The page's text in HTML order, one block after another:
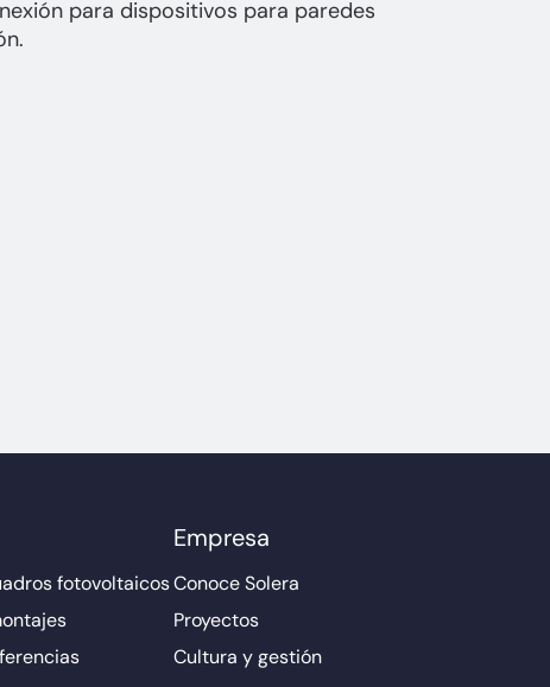
para dispositivos para paredes
fotovoltaicos
Empresa
Conoce Solera
Proyectos
Cultura y gestión